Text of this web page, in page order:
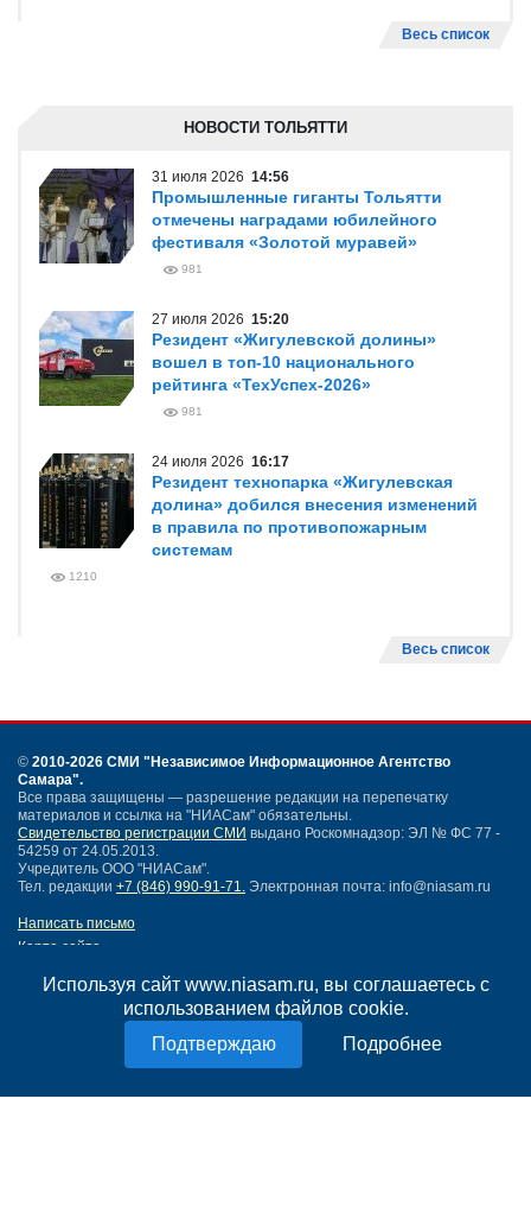
Используя сайт www.niasam.ru, вы соглашаетесь с
использованием файлов cookie.
Подробнее
Весь список
НОВОСТИ ТОЛЬЯТТИ
31 июля 2026 14:56
Промышленные гиганты Тольятти
отмечены наградами юбилейного
фестиваля «Золотой муравей»
981
27 июля 2026 15:20
Резидент «Жигулевской долины»
вошел в топ-10 национального
рейтинга «ТехУспех-2026»
981
24 июля 2026 16:17
Резидент технопарка «Жигулевская
долина» добился внесения изменений
в правила по противопожарным
системам
1210
Весь список
© 2010-2026 СМИ "Независимое Информационное Агентство
Самара".
Все права защищены — разрешение редакции на перепечатку
материалов и ссылка на "НИАСам" обязательны.
Свидетельство регистрации СМИ выдано Роскомнадзор: ЭЛ № ФС 77 -
54259 от 24.05.2013.
Учредитель ООО "НИАСам".
Тел. редакции +7 (846) 990-91-71. Электронная почта: info@niasam.ru
Написать письмо
Карта сайта
Политика конфиденциальности
Согласие на обработку персональных данных